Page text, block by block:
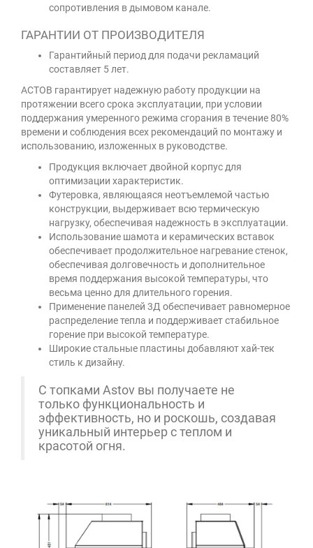
сопротивления в дымовом канале.
ГАРАНТИИ ОТ ПРОИЗВОДИТЕЛЯ
Гарантийный период для подачи рекламаций
составляет 5 лет.
АСТОВ гарантирует надежную работу продукции на
протяжении всего срока эксплуатации, при условии
поддержания умеренного режима сгорания в течение 80%
времени и соблюдения всех рекомендаций по монтажу и
использованию, изложенных в руководстве.
Продукция включает двойной корпус для
оптимизации характеристик.
Футеровка, являющаяся неотъемлемой частью
конструкции, выдерживает всю термическую
нагрузку, обеспечивая надежность в эксплуатации.
Использование шамота и керамических вставок
обеспечивает продолжительное нагревание стенок,
обеспечивая долговечность и дополнительное
время поддержания высокой температуры, что
весьма ценно для длительного горения.
Применение панелей 3Д обеспечивает равномерное
распределение тепла и поддерживает стабильное
горение при высокой температуре.
Широкие стальные пластины добавляют хай-тек
стиль к дизайну.
С топками Astov вы получаете не
только функциональность и
эффективность, но и роскошь, создавая
уникальный интерьер с теплом и
красотой огня.